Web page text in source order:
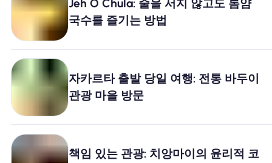
비즈니스를위한
Jeh O Chula: 줄을 서지 않고도 톰얌
국수를 즐기는 방법
자카르타 출발 당일 여행: 전통 바두이
관광 마을 방문
책임 있는 관광: 치앙마이의 윤리적 코